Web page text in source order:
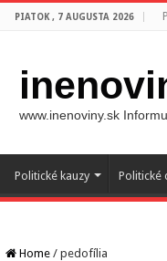
PIATOK , 7 AUGUSTA 2026
www.inenoviny.sk
Politické kauzy Politické
Home / pedofília